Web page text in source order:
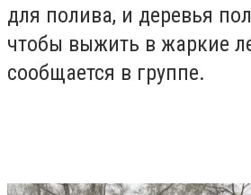
для полива, и деревья
чтобы выжить в жаркие
сообщается в группе.